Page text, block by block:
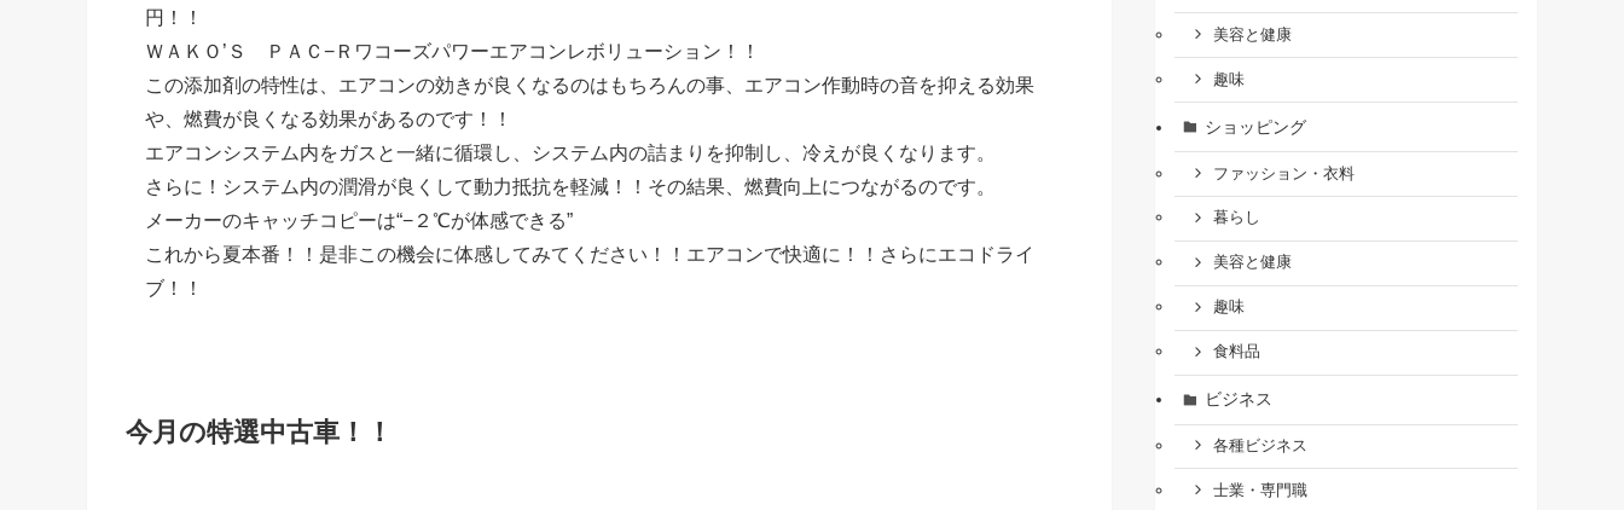
円！！
ＷＡＫＯ’Ｓ ＰＡＣ−Ｒワコーズパワーエアコンレボリューション！！
この添加剤の特性は、エアコンの効きが良くなるのはもちろんの事、エアコン作動時の音を抑える効果
や、燃費が良くなる効果があるのです！！
エアコンシステム内をガスと一緒に循環し、システム内の詰まりを抑制し、冷えが良くなります。
さらに！システム内の潤滑が良くして動力抵抗を軽減！！その結果、燃費向上につながるのです。
メーカーのキャッチコピーは“−２℃が体感できる”
これから夏本番！！是非この機会に体感してみてください！！エアコンで快適に！！さらにエコドライ
ブ！！
今月の特選中古車！！
美容と健康
趣味
ショッピング
ファッション・衣料
暮らし
美容と健康
趣味
食料品
ビジネス
各種ビジネス
士業・専門職